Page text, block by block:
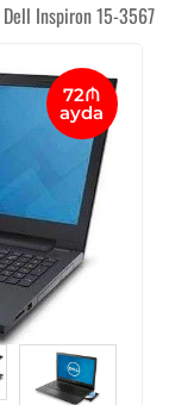
Dell Inspiron 15-3567
72₼
ayda